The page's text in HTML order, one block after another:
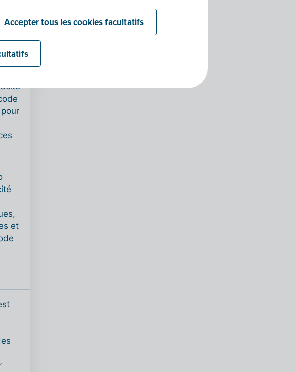
et
Accepter tous les cookies facultatifs